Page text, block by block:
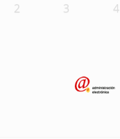
2 3 4